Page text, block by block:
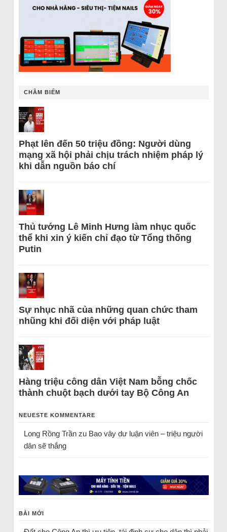
CHÂM BIẾM
Phạt lên đến 50 triệu đồng: Người dùng
mạng xã hội phải chịu trách nhiệm pháp lý
khi dẫn nguồn báo chí
Thủ tướng Lê Minh Hưng làm nhục quốc
thể khi xin ý kiến chỉ đạo từ Tổng thống
Putin
Sự nhục nhã của những quan chức tham
nhũng khi đối diện với pháp luật
Hàng triệu công dân Việt Nam bỗng chốc
thành chuột bạch dưới tay Bộ Công An
NEUESTE KOMMENTARE
Long Rồng Trầnzu Bao vây dư luận viên – triệu người
dân sẽ thắng
BÀI MỚI